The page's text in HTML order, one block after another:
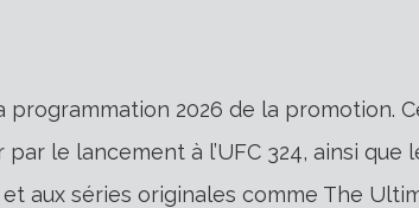
2026 de la promotion.
le lancement à l’UFC 324, ainsi que
aux séries originales comme The